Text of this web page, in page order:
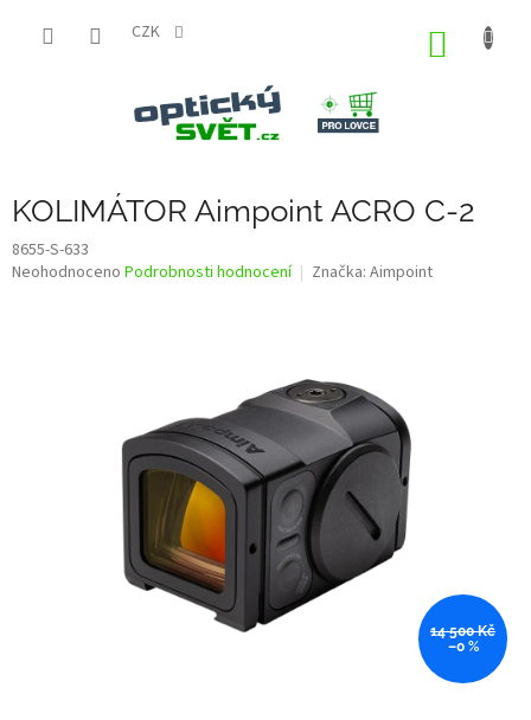
CZK
KOLIMÁTOR Aimpoint ACRO C-2
8655-S-633
Průměrné
Neohodnoceno Podrobnosti hodnocení Značka: Aimpoint
14 500 Kč
–0 %